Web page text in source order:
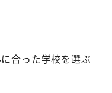
合った学校を選ぶ